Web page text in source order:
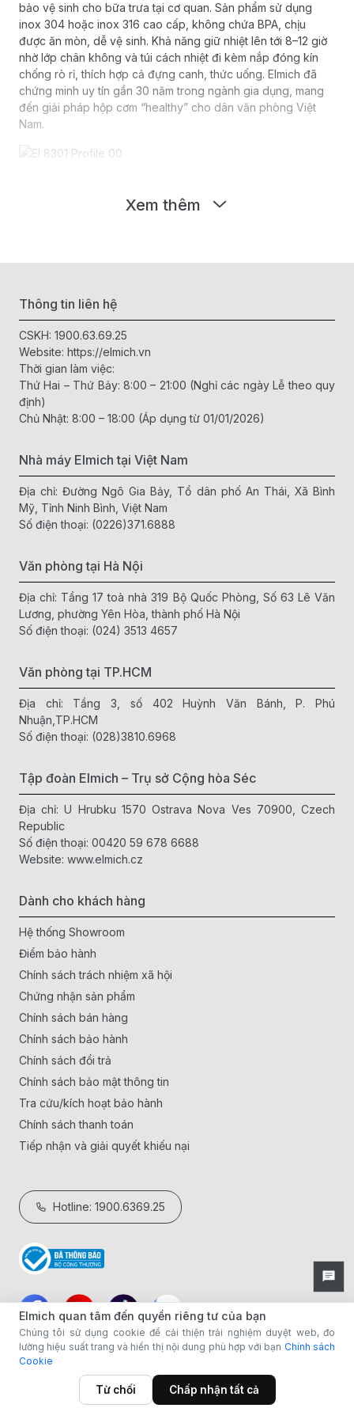
bảo vệ sinh cho bữa trưa tại cơ quan. Sản phẩm sử dụng
inox 304 hoặc inox 316 cao cấp, không chứa BPA, chịu
được ăn mòn, dễ vệ sinh. Khả năng giữ nhiệt lên tới 8–12 giờ
nhờ lớp chân không và túi cách nhiệt đi kèm nắp đóng kín
chống rò rỉ, thích hợp cả đựng canh, thức uống. Elmich đã
chứng minh uy tín gần 30 năm trong ngành gia dụng, mang
đến giải pháp hộp cơm “healthy” cho dân văn phòng Việt
Nam.
1. Thương hiệu Elmich và uy tín lâu đời
Elmich – Hơn 30 năm kinh nghiệm
Elmich là thương hiệu gia dụng đến từ Cộng hòa Séc, đã có
Việt Nam, được người tiêu dùng tin tưởng.
Xem thêm
Thông tin liên hệ
CSKH: 1900.63.69.25
Website: https://elmich.vn
Thời gian làm việc:
Thứ Hai – Thứ Bảy: 8:00 – 21:00 (Nghỉ các ngày Lễ theo quy
định)
Chủ Nhật: 8:00 – 18:00 (Áp dụng từ 01/01/2026)
Nhà máy Elmich tại Việt Nam
Địa chỉ: Đường Ngô Gia Bảy, Tổ dân phố An Thái, Xã Bình
Mỹ, Tỉnh Ninh Bình, Việt Nam
Số điện thoại: (0226)371.6888
Văn phòng tại Hà Nội
Địa chỉ: Tầng 17 toà nhà 319 Bộ Quốc Phòng, Số 63 Lê Văn
Lương, phường Yên Hòa, thành phố Hà Nội
Số điện thoại: (024) 3513 4657
Văn phòng tại TP.HCM
Địa chỉ: Tầng 3, số 402 Huỳnh Văn Bánh, P. Phú
Nhuận,TP.HCM
Số điện thoại: (028)3810.6968
Tập đoàn Elmich – Trụ sở Cộng hòa Séc
Địa chỉ: U Hrubku 1570 Ostrava Nova Ves 70900, Czech
Republic
Số điện thoại: 00420 59 678 6688
Website: www.elmich.cz
Dành cho khách hàng
Hệ thống Showroom
Điểm bảo hành
Chính sách trách nhiệm xã hội
Chứng nhận sản phẩm
Chính sách bán hàng
Chính sách bảo hành
Chính sách đổi trả
Chính sách bảo mật thông tin
Tra cứu/kích hoạt bảo hành
Chính sách thanh toán
Tiếp nhận và giải quyết khiếu nại
Hotline: 1900.6369.25
Elmich quan tâm đến quyền riêng tư của bạn
Chúng tôi sử dụng cookie để cải thiện trải nghiệm duyệt web, đo
lường hiệu suất trang và hiển thị nội dung phù hợp với bạn Chính sách
Cookie
Từ chối Chấp nhận tất cả
BST Xanh Showroom